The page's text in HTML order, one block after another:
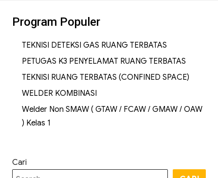
Program Populer
TEKNISI DETEKSI GAS RUANG TERBATAS
PETUGAS K3 PENYELAMAT RUANG TERBATAS
TEKNISI RUANG TERBATAS (CONFINED SPACE)
WELDER KOMBINASI
Welder Non SMAW ( GTAW / FCAW / GMAW / OAW
) Kelas 1
Cari